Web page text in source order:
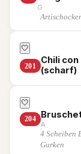
G
🤍
201
Chili con
(scharf)
🤍
204
A
4 Scheiben
Gurken